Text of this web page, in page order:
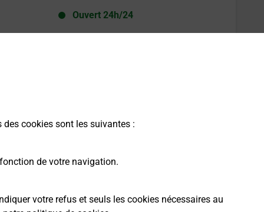
cookies sont les suivantes :
de votre navigation.
votre refus et seuls les cookies nécessaires au
Ouvert 24h/24